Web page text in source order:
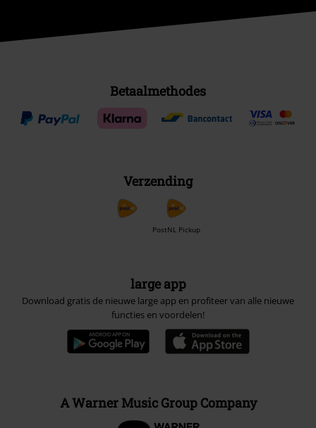
Betaalmethodes
Verzending
PostNL Pickup
large app
Download gratis de nieuwe large app en profiteer van alle nieuwe
functies en voordelen!
A Warner Music Group Company